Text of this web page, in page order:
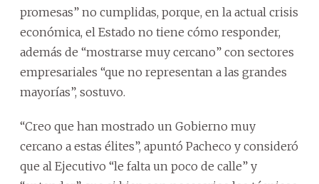
promesas” no cumplidas, porque, en la actual crisis
económica, el Estado no tiene cómo responder,
además de “mostrarse muy cercano” con sectores
empresariales “que no representan a las grandes
mayorías”, sostuvo.
“Creo que han mostrado un Gobierno muy
cercano a estas élites”, apuntó Pacheco y consideró
que al Ejecutivo “le falta un poco de calle” y